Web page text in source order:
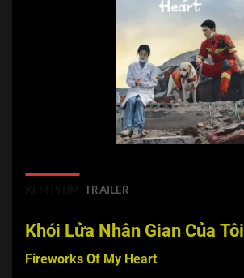
TRAILER
Khói Lửa Nhân Gian Của Tôi
Fireworks Of My Heart